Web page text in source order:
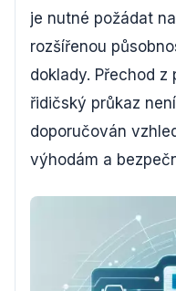
je nutné požádat
rozšířenou
doklady. Přechod
řidičský průkaz
doporučován
výhodám a